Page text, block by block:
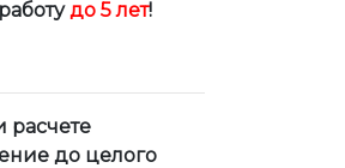
до 5 лет!
расчете
до целого